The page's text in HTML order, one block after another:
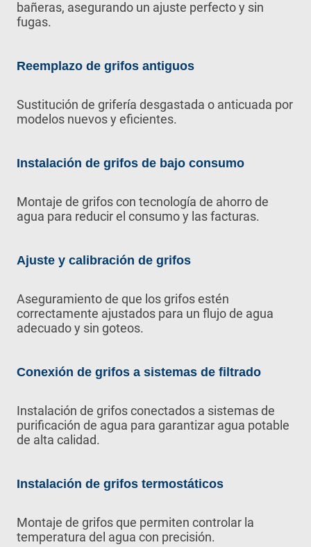
bañeras, asegurando un ajuste perfecto y sin
fugas.
Reemplazo de grifos antiguos
Sustitución de grifería desgastada o anticuada por
modelos nuevos y eficientes.
Instalación de grifos de bajo consumo
Montaje de grifos con tecnología de ahorro de
agua para reducir el consumo y las facturas.
Ajuste y calibración de grifos
Aseguramiento de que los grifos estén
correctamente ajustados para un flujo de agua
adecuado y sin goteos.
Conexión de grifos a sistemas de filtrado
Instalación de grifos conectados a sistemas de
purificación de agua para garantizar agua potable
de alta calidad.
Instalación de grifos termostáticos
Montaje de grifos que permiten controlar la
temperatura del agua con precisión.